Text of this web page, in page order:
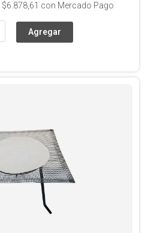
$6.878,61 con Mercado Pago